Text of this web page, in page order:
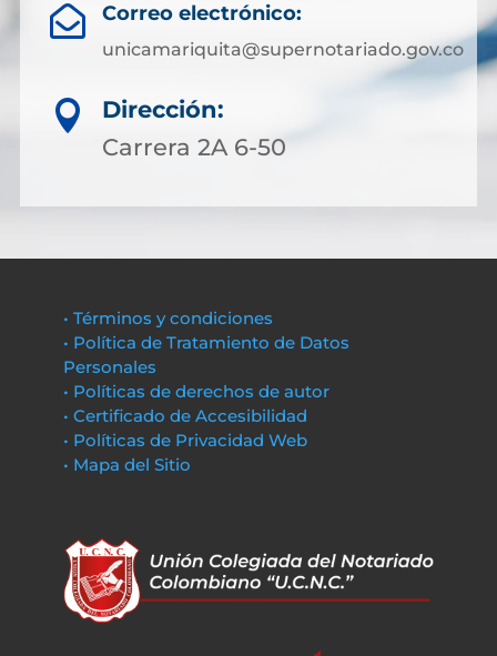
 Correo electrónico:
unicamariquita@supernotariado.gov.co

Dirección:
Carrera 2A 6-50
• Términos y condiciones
• Política de Tratamiento de Datos
Personales
• Políticas de derechos de autor
• Certificado de Accesibilidad
• Políticas de Privacidad Web
• Mapa del Sitio